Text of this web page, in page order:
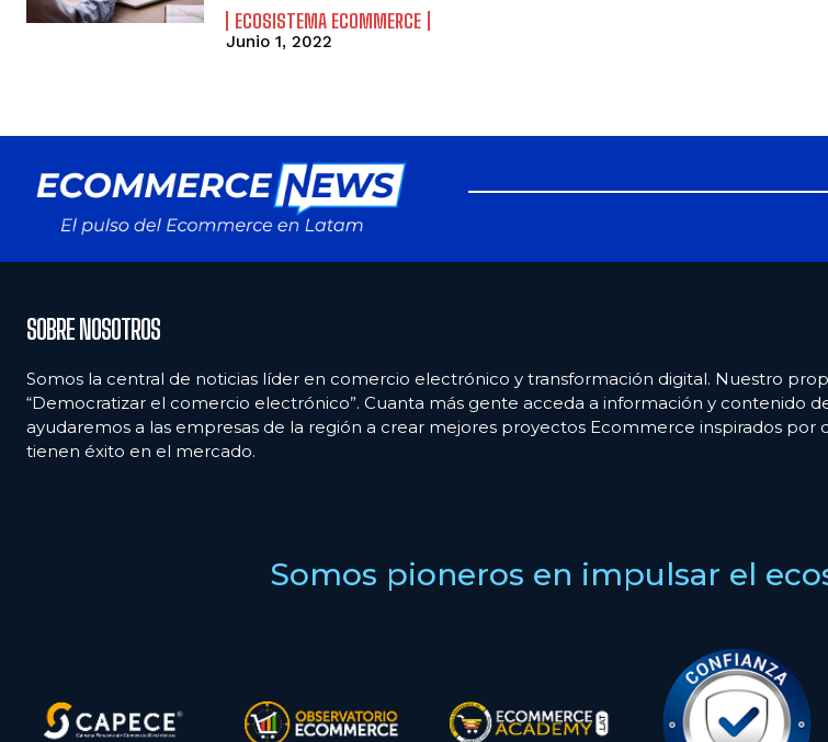
ECOSISTEMA ECOMMERCE
Junio 1, 2022
SOBRE NOSOTROS
Somos la central de noticias líder en comercio electrónico y transformación digital. Nuestro
“Democratizar el comercio electrónico”. Cuanta más gente acceda a información y contenido
ayudaremos a las empresas de la región a crear mejores proyectos Ecommerce inspirados por
tienen éxito en el mercado.
Somos pioneros en impulsar el